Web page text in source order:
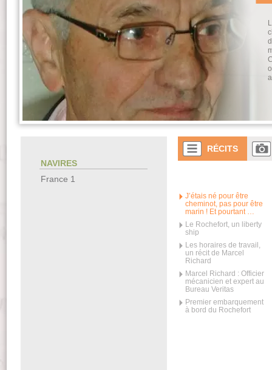
NAVIRES
France 1
RÉCITS
J’étais né pour être
cheminot, pas pour être
marin ! Et pourtant …
Le Rochefort, un liberty
ship
Les horaires de travail,
un récit de Marcel
Richard
Marcel Richard : Officier
mécanicien et expert au
Bureau Veritas
Premier embarquement
à bord du Rochefort